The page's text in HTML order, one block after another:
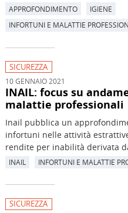
APPROFONDIMENTO
IGIENE
INFORTUNI E MALATTIE
SICUREZZA
10 GENNAIO 2021
INAIL: focus su
malattie professionali
Inail pubblica un
infortuni nelle attività
rendite per inabilità derivata
INAIL INFORTUNI E MALATTIE
SICUREZZA